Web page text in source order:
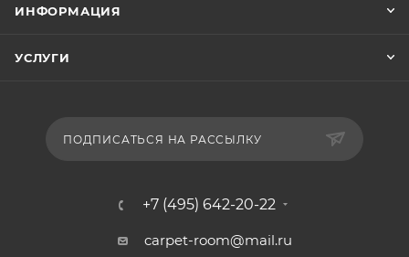
ИНФОРМАЦИЯ
УСЛУГИ
ПОДПИСАТЬСЯ НА РАССЫЛКУ
+7 (495) 642-20-22
carpet-room@mail.ru